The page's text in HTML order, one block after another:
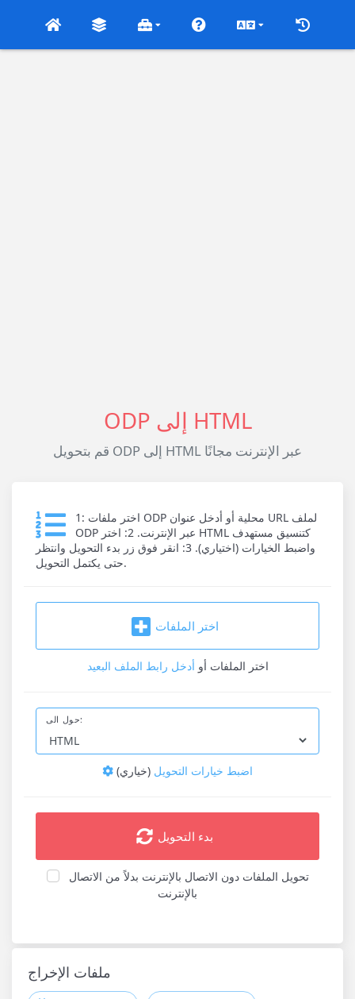
ODP إلى HTML
قم بتحويل ODP إلى HTML عبر الإنترنت مجانًا
1: اختر ملفات ODP محلية أو أدخل عنوان URL لملف
ODP عبر الإنترنت. 2: اختر HTML كتنسيق مستهدف
واضبط الخيارات (اختياري). 3: انقر فوق زر بدء التحويل وانتظر
حتى يكتمل التحويل.
اختر الملفات
اختر الملفات أو أدخل رابط الملف البعيد
حول الى:
اضبط خيارات التحويل (خياري)
بدء التحويل
تحويل الملفات دون الاتصال بالإنترنت بدلاً من الاتصال
بالإنترنت
ملفات الإخراج